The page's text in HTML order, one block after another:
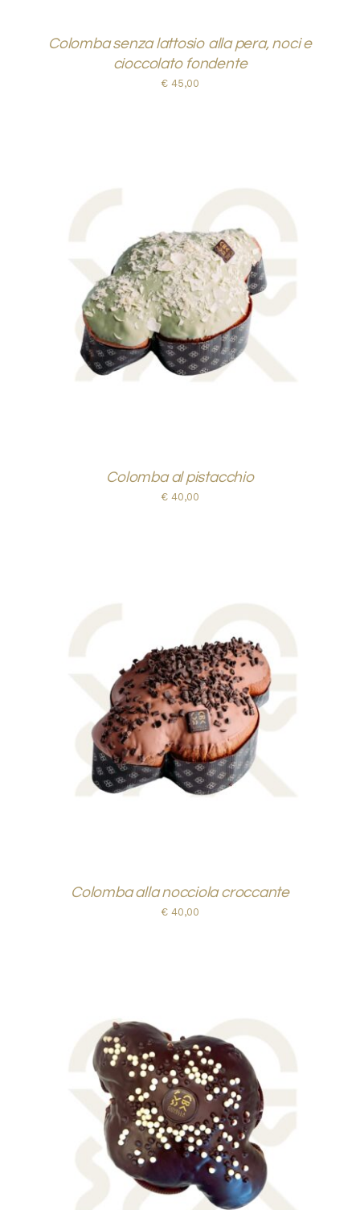
Colomba senza lattosio alla pera, noci e
cioccolato fondente
€ 45,00
AGGIUNGI AL CARRELLO
/
DETTAGLI
Colomba al pistacchio
€ 40,00
AGGIUNGI AL CARRELLO
/
DETTAGLI
Colomba alla nocciola croccante
€ 40,00
AGGIUNGI AL CARRELLO
/
DETTAGLI